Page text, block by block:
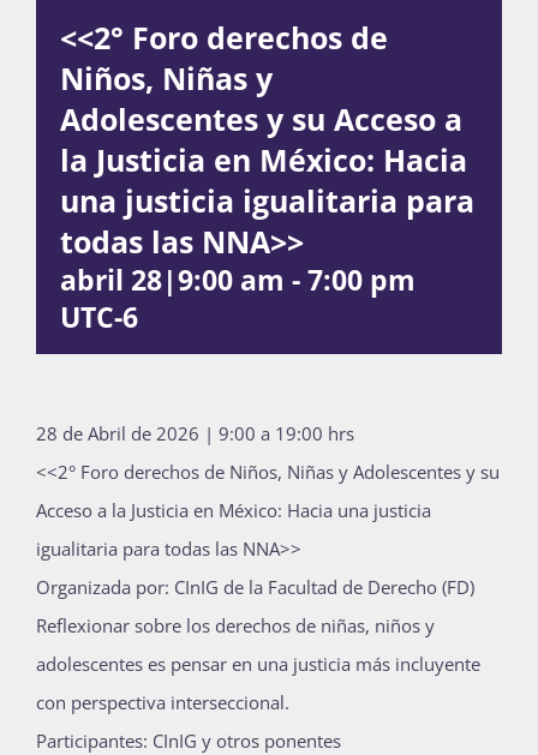
Publicaciones
Bienvenida generación 2027-1
<<2° Foro derechos de
Niños, Niñas y
Adolescentes y su Acceso a
la Justicia en México: Hacia
una justicia igualitaria para
todas las NNA>>
abril 28|9:00 am -7:00 pm
UTC-6
28 de Abril de 2026 | 9:00 a 19:00 hrs
<<2° Foro derechos de Niños, Niñas y Adolescentes y su
Acceso a la Justicia en México: Hacia una justicia
igualitaria para todas las NNA>>
Organizada por: CInIG de la Facultad de Derecho (FD)
Reflexionar sobre los derechos de niñas, niños y
adolescentes es pensar en una justicia más incluyente
con perspectiva interseccional.
Participantes: CInIG y otros ponentes